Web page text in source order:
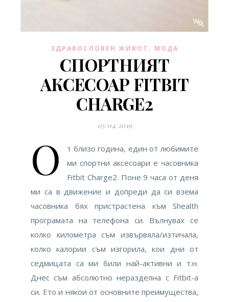
ЗДРАВОСЛОВЕН ЖИВОТ , МОДА
СПОРТНИЯТ
АКСЕСОАР FITBIT
CHARGE2
05/04/2019
О
т близо година, един от любимите
ми спортни аксесоари е часовника
Fitbit Charge2. Поне 9 часа от деня
ми са в движение и допреди да си взема
часовника бях пристрастена към Shealth
програмата на телефона си. Вълнувах се
колко километра съм извървяла/изтичала,
колко калории съм изгорила, кои дни от
седмицата са ми били най-активни и т.н.
Днес съм абсолютно неразделна с Fitbit-а
си. Ето и някои от основните преимущества,